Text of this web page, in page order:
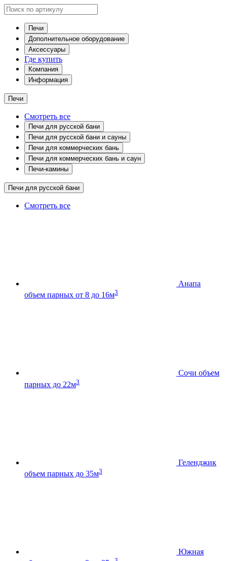
Печи
Дополнительное оборудование
Аксессуары
Где купить
Компания
Информация
Печи
Смотреть все
Печи для русской бани
Печи для русской бани и сауны
Печи для коммерческих бань
Печи для коммерческих бань и саун
Печи-камины
Печи для русской бани
Смотреть все
Анапа
объем парных от 8 до 16м3
Сочи объем
парных до 22м3
Геленджик
объем парных до 35м3
Южная